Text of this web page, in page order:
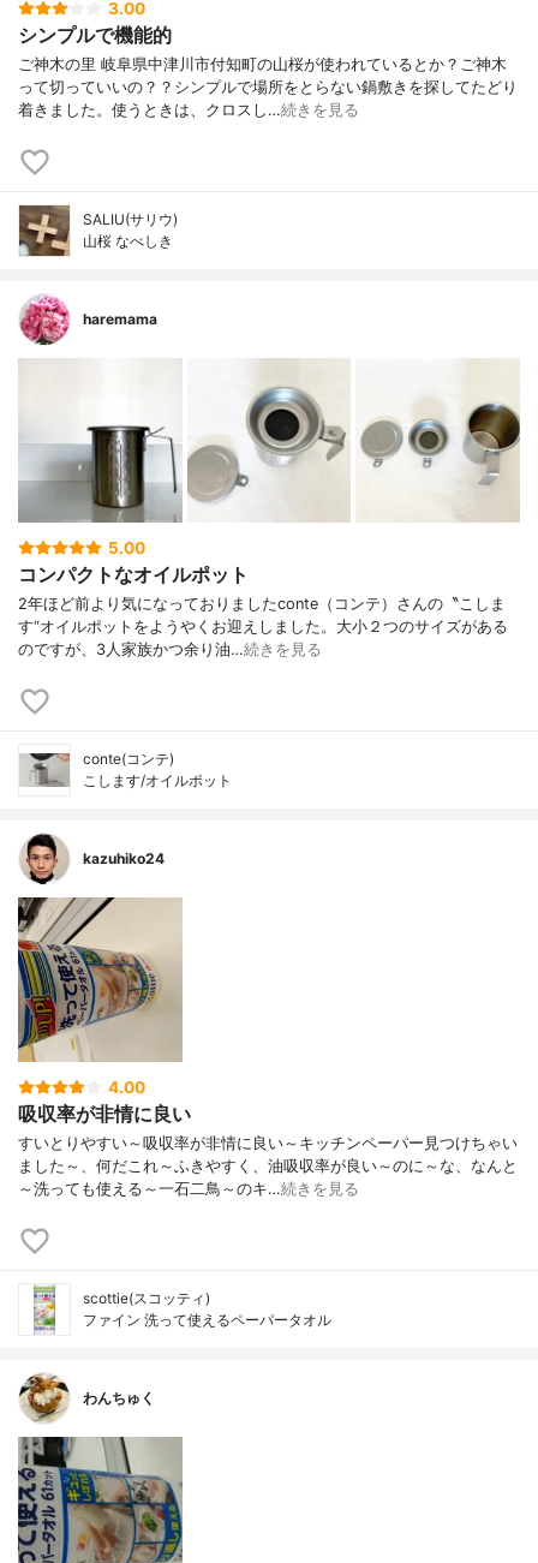
3.00
シンプルで機能的
ご神木の里 岐阜県中津川市付知町の山桜が使われているとか？ご神木
って切っていいの？？シンプルで場所をとらない鍋敷きを探してたどり
着きました。使うときは、クロスし…続きを見る
SALIU(サリウ)
山桜 なべしき
haremama
5.00
コンパクトなオイルポット
2年ほど前より気になっておりましたconte（コンテ）さんの〝こしま
す“オイルポットをようやくお迎えしました。大小２つのサイズがある
のですが、3人家族かつ余り油…続きを見る
conte(コンテ)
こします/オイルポット
kazuhiko24
4.00
吸収率が非情に良い
すいとりやすい～吸収率が非情に良い～キッチンペーパー見つけちゃい
ました～、何だこれ～ふきやすく、油吸収率が良い～のに～な、なんと
～洗っても使える～一石二鳥～のキ…続きを見る
scottie(スコッティ)
ファイン 洗って使えるペーパータオル
わんちゅく